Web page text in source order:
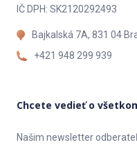
IČ DPH: SK2120292493
Bajkalská 7A, 831 04
+421 948 299 939
Chcete vedieť o
Našim newsletter